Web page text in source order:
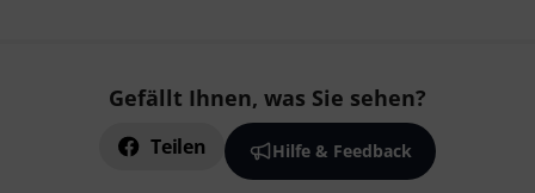
Gefällt Ihnen, was Sie sehen?
Teilen Hilfe & Feedback